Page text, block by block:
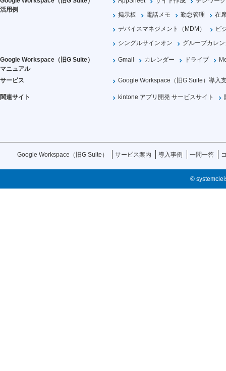
活用例
掲示板
電話メモ 勤怠管理
在
デバイスマネジメント（MDM）
ビ
シングルサインオン
グループカレ
Google Workspace（旧G Suite）
マニュアル
Gmail カレンダー ドライブ
サービス Google Workspace（旧G Suite）導入
関連サイト kintone アプリ開発 サービスサイト
Google Workspace（旧G Suite） サービス案内 導入事例 一問一答
©